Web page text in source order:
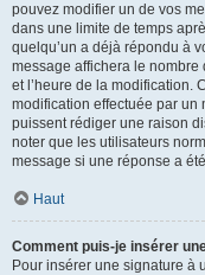
pouvez modifier un de vos
dans une limite de temps
quelqu’un a déjà répondu à
message affichera le nombre
et l’heure de la modification.
modification effectuée par un
puissent rédiger une raison
noter que les utilisateurs
message si une réponse a
Haut
Comment puis-je insérer
Pour insérer une signature à